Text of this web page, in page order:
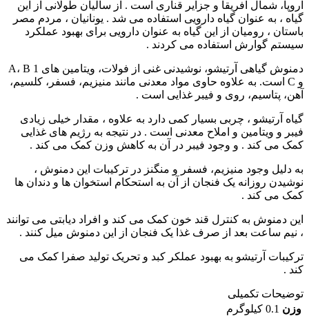
اروپا، شمال آفریقا و جزایر قناری است . از سالیان طولانی از این
گیاه ، به عنوان گیاه دارویی استفاده می شد . یونانیان ، مردم مصر
باستان ، رومیان از این گیاه به عنوان دارویی برای بهبود عملکرد
سیستم گوارش استفاده می کردند .
دمنوش گیاهی آرتیشو، نوشیدنی غنی از فولات، ویتامین های A، B 1
و C است. به علاوه حاوی مواد معدنی مانند منیزیم، فسفر، کلسیم،
آهن، پتاسیم، روی و فیبر غذایی است .
گیاه آرتیشو ، چربی بسیار کمی دارد به علاوه ، مقدار خیلی زیادی
فیبر و ویتامین و املاح معدنی است . در نتیجه به رژیم های غذایی
کمک می کند . و وجود فیبر در آن به کاهش وزن کمک می کند .
به دلیل وجود منیزیم، فسفر و منگنز در ترکیبات این دمنوش ،
نوشیدن روزانه یک فنجان از آن به استحکام استخوان ها و دندان ها
کمک می کند .
این دمنوش به کنترل قند خون کمک می کند و افراد دیابتی می توانند
، نیم ساعت بعد از صرف غذا یک فنجان از این دمنوش میل کنند .
ترکیبات آرتیشو به بهبود عملکر کبد و تحریک تولید صفرا کمک می
کند .
توضیحات تکمیلی
وزن 0.1 کیلوگرم